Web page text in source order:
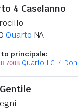
4 Caselanno
Quarto NA
principale:
Quarto I.C. 4 Don
Gentile